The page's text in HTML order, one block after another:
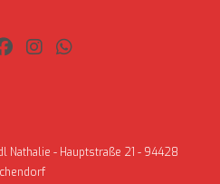
Nathalie - Hauptstraße 21 - 94428